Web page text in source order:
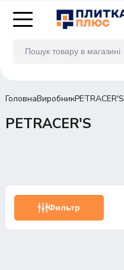
ГоловнаВиробникPETRACER'S
PETRACER'S
Фильтр